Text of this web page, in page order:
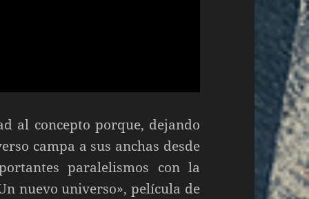
al concepto porque, dejando
campa a sus anchas desde
paralelismos con la
nuevo universo», película de